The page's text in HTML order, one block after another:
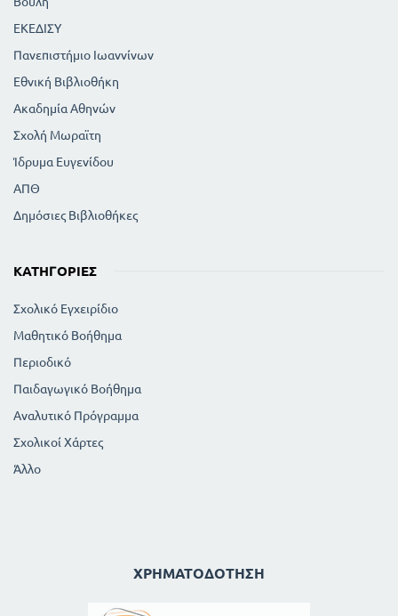
ΕΚΕΔΙΣΥ
Πανεπιστήμιο Ιωαννίνων
Εθνική Βιβλιοθήκη
Ακαδημία Αθηνών
Σχολή Μωραϊτη
Ίδρυμα Ευγενίδου
ΑΠΘ
Δημόσιες Βιβλιοθήκες
ΚΑΤΗΓΟΡΊΕΣ
Σχολικό Εγχειρίδιο
Μαθητικό Βοήθημα
Περιοδικό
Παιδαγωγικό Βοήθημα
Αναλυτικό Πρόγραμμα
Σχολικοί Χάρτες
Άλλο
ΧΡΗΜΑΤΟΔΌΤΗΣΗ